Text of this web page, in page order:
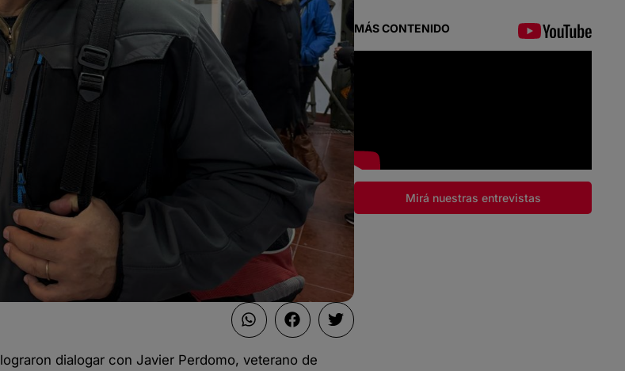
lograron dialogar con Javier Perdomo, veterano de
MÁS CONTENIDO
Mirá nuestras entrevistas